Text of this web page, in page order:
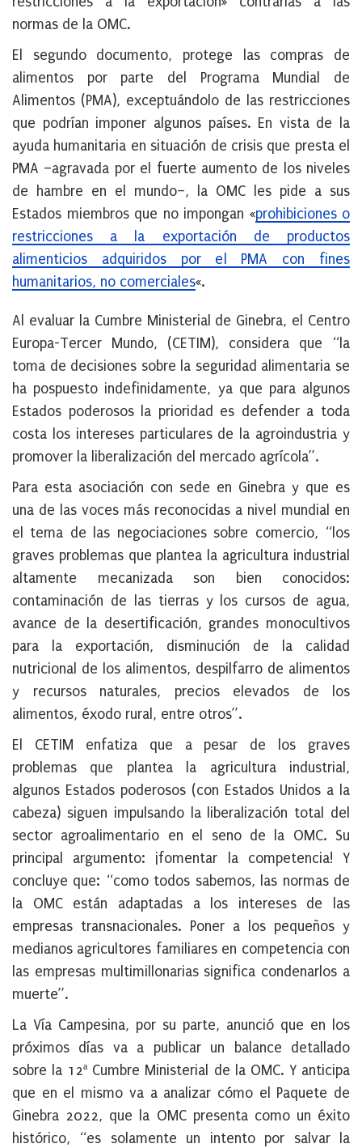
normas de la OMC.
El segundo documento, protege las compras de
alimentos por parte del Programa Mundial de
Alimentos (PMA), exceptuándolo de las restricciones
que podrían imponer algunos países. En vista de la
ayuda humanitaria en situación de crisis que presta el
PMA –agravada por el fuerte aumento de los niveles
de hambre en el mundo–, la OMC les pide a sus
Estados miembros que no impongan «prohibiciones o
restricciones a la exportación de productos
alimenticios adquiridos por el PMA con fines
humanitarios, no comerciales«.
Al evaluar la Cumbre Ministerial de Ginebra, el Centro
Europa-Tercer Mundo, (CETIM), considera que “la
toma de decisiones sobre la seguridad alimentaria se
ha pospuesto indefinidamente, ya que para algunos
Estados poderosos la prioridad es defender a toda
costa los intereses particulares de la agroindustria y
promover la liberalización del mercado agrícola”.
Para esta asociación con sede en Ginebra y que es
una de las voces más reconocidas a nivel mundial en
el tema de las negociaciones sobre comercio, “los
graves problemas que plantea la agricultura industrial
altamente mecanizada son bien conocidos:
contaminación de las tierras y los cursos de agua,
avance de la desertificación, grandes monocultivos
para la exportación, disminución de la calidad
nutricional de los alimentos, despilfarro de alimentos
y recursos naturales, precios elevados de los
alimentos, éxodo rural, entre otros”.
El CETIM enfatiza que a pesar de los graves
problemas que plantea la agricultura industrial,
algunos Estados poderosos (con Estados Unidos a la
cabeza) siguen impulsando la liberalización total del
sector agroalimentario en el seno de la OMC. Su
principal argumento: ¡fomentar la competencia! Y
concluye que: “como todos sabemos, las normas de
la OMC están adaptadas a los intereses de las
empresas transnacionales. Poner a los pequeños y
medianos agricultores familiares en competencia con
las empresas multimillonarias significa condenarlos a
muerte”.
La Vía Campesina, por su parte, anunció que en los
próximos días va a publicar un balance detallado
sobre la 12ª Cumbre Ministerial de la OMC. Y anticipa
que en el mismo va a analizar cómo el Paquete de
Ginebra 2022, que la OMC presenta como un éxito
histórico, “es solamente un intento por salvar la